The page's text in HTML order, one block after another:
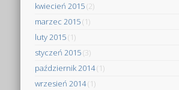
kwiecień 2015(2)
marzec 2015(1)
luty 2015(1)
styczeń 2015(3)
październik 2014(1)
wrzesień 2014(1)